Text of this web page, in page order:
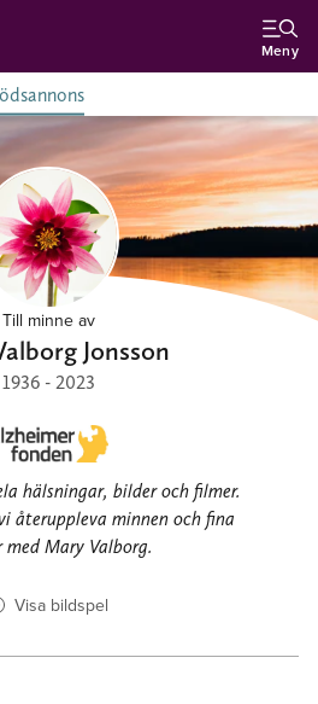
Meny
Till minne av
Jonsson
1936 - 2023
hälsningar, bilder och filmer.
återuppleva minnen och fina
med Mary Valborg.
Visa bildspel